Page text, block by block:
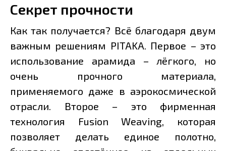
Секрет прочности
Как так получается? Всё благодаря двум
важным решениям PITAKA. Первое – это
использование арамида – лёгкого, но
очень прочного материала,
применяемого даже в аэрокосмической
отрасли. Второе – это фирменная
технология Fusion Weaving, которая
позволяет делать единое полотно,